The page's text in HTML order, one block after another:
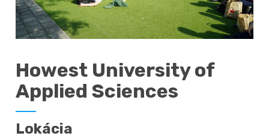
Howest University of
Applied Sciences
Lokácia